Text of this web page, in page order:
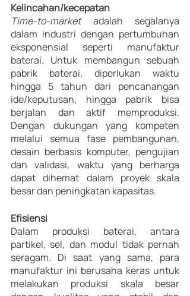
Kelincahan/kecepatan
Time-to-market adalah segalanya
dalam industri dengan pertumbuhan
eksponensial seperti manufaktur
baterai. Untuk membangun sebuah
pabrik baterai, diperlukan waktu
hingga 5 tahun dari pencanangan
ide/keputusan, hingga pabrik bisa
berjalan dan aktif memproduksi.
Dengan dukungan yang kompeten
melalui semua fase pembangunan,
desain berbasis komputer, pengujian
dan validasi, waktu yang berharga
dapat dihemat dalam proyek skala
besar dan peningkatan kapasitas.
Efisiensi
Dalam produksi baterai, antara
partikel, sel, dan modul tidak pernah
seragam. Di saat yang sama, para
manufaktur ini berusaha keras untuk
melakukan produksi skala besar